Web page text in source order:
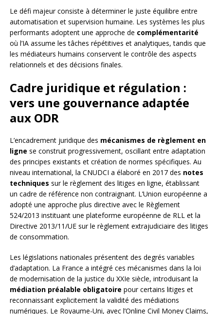
Le défi majeur consiste à déterminer le juste équilibre entre
automatisation et supervision humaine. Les systèmes les plus
performants adoptent une approche de complémentarité
où l’IA assume les tâches répétitives et analytiques, tandis que
les médiateurs humains conservent le contrôle des aspects
relationnels et des décisions finales.
Cadre juridique et régulation :
vers une gouvernance adaptée
aux ODR
L’encadrement juridique des mécanismes de règlement en
ligne se construit progressivement, oscillant entre adaptation
des principes existants et création de normes spécifiques. Au
niveau international, la CNUDCI a élaboré en 2017 des notes
techniques sur le règlement des litiges en ligne, établissant
un cadre de référence non contraignant. L’Union européenne a
adopté une approche plus directive avec le Règlement
524/2013 instituant une plateforme européenne de RLL et la
Directive 2013/11/UE sur le règlement extrajudiciaire des litiges
de consommation.
Les législations nationales présentent des degrés variables
d’adaptation. La France a intégré ces mécanismes dans la loi
de modernisation de la justice du XXIe siècle, introduisant la
médiation préalable obligatoire pour certains litiges et
reconnaissant explicitement la validité des médiations
numériques. Le Royaume-Uni, avec l’Online Civil Money Claims,